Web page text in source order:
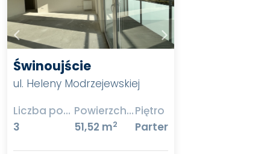
Świnoujście
ul. Heleny Modrzejewskiej
Liczba pokoi
3
Powierzchnia
51,52 m2
Piętro
Parter